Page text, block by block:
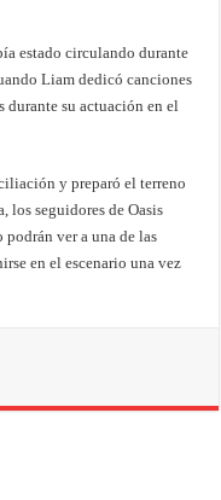
estado circulando durante
Liam dedicó canciones
durante su actuación en el
y preparó el terreno
los seguidores de Oasis
podrán ver a una de las
en el escenario una vez